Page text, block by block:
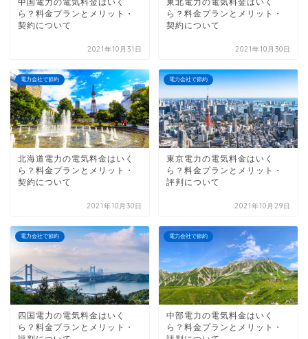
中国電力の電気料金はいく
ら？料金プランとメリット・
契約について
2021年10月31日
東北電力の電気料金はいく
ら？料金プランとメリット・
契約について
2021年10月30日
電力会社で節約
北海道電力の電気料金はいく
ら？料金プランとメリット・
契約について
2021年10月30日
電力会社で節約
東京電力の電気料金はいく
ら？料金プランとメリット・
評判について
2021年10月29日
電力会社で節約
四国電力の電気料金はいく
ら？料金プランとメリット・
電力会社で節約
中部電力の電気料金はいく
ら？料金プランとメリット・